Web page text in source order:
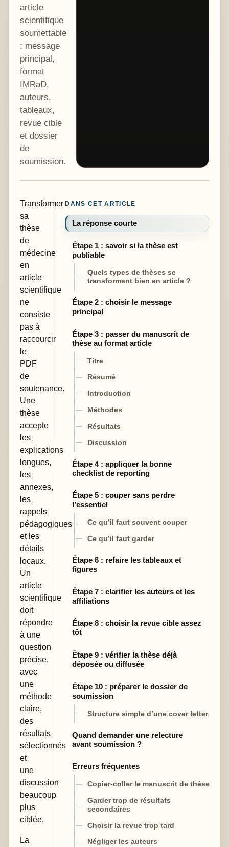
article
scientifique
soumettable
: message
principal,
format
IMRaD,
auteurs,
tableaux,
revue cible
et dossier
de
soumission.
Transformer
sa
thèse
de
médecine
en
article
scientifique
ne
consiste
pas à
raccourcir
le
PDF
de
soutenance.
Une
thèse
accepte
les
explications
longues,
les
annexes,
les
rappels
pédagogiques
et les
détails
locaux.
Un
article
scientifique
doit
répondre
à une
question
précise,
avec
une
méthode
claire,
des
résultats
sélectionnés
et
une
discussion
beaucoup
plus
ciblée.
La
DANS CET ARTICLE
La réponse courte
Étape 1 : savoir si la thèse est
publiable
Quels types de thèses se
transforment bien en article ?
Étape 2 : choisir le message
principal
Étape 3 : passer du manuscrit de
thèse au format article
Titre
Résumé
Introduction
Méthodes
Résultats
Discussion
Étape 4 : appliquer la bonne
checklist de reporting
Étape 5 : couper sans perdre
l’essentiel
Ce qu’il faut souvent couper
Ce qu’il faut garder
Étape 6 : refaire les tableaux et
figures
Étape 7 : clarifier les auteurs et les
affiliations
Étape 8 : choisir la revue cible assez
tôt
Étape 9 : vérifier la thèse déjà
déposée ou diffusée
Étape 10 : préparer le dossier de
soumission
Structure simple d’une cover letter
Quand demander une relecture
avant soumission ?
Erreurs fréquentes
Copier-coller le manuscrit de thèse
Garder trop de résultats
secondaires
Choisir la revue trop tard
Négliger les auteurs